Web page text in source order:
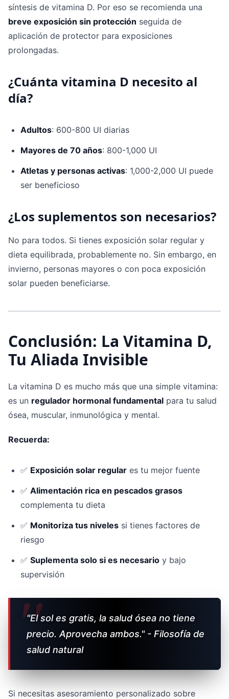
síntesis de vitamina D. Por eso se recomienda una
breve exposición sin protección seguida de
aplicación de protector para exposiciones
prolongadas.
¿Cuánta vitamina D necesito al
día?
Adultos: 600-800 UI diarias
Mayores de 70 años: 800-1,000 UI
Atletas y personas activas: 1,000-2,000 UI puede
ser beneficioso
¿Los suplementos son necesarios?
No para todos. Si tienes exposición solar regular y
dieta equilibrada, probablemente no. Sin embargo, en
invierno, personas mayores o con poca exposición
solar pueden beneficiarse.
Conclusión: La Vitamina D,
Tu Aliada Invisible
La vitamina D es mucho más que una simple vitamina:
es un regulador hormonal fundamental para tu salud
ósea, muscular, inmunológica y mental.
Recuerda:
✅ Exposición solar regular es tu mejor fuente
✅ Alimentación rica en pescados grasos
complementa tu dieta
✅ Monitoriza tus niveles si tienes factores de
riesgo
✅ Suplementa solo si es necesario y bajo
supervisión
"El sol es gratis, la salud ósea no tiene
precio. Aprovecha ambos." - Filosofía de
salud natural
Si necesitas asesoramiento personalizado sobre